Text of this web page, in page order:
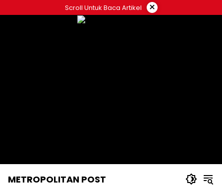
ke
Scroll Untuk Baca Artikel ×
METROPOLITAN POST